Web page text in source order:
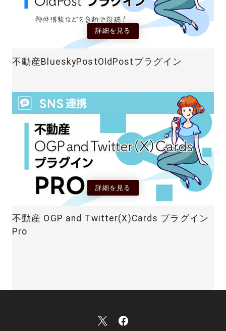
詳細を見る
不動産BlueskyPostOldPostプラグイン
詳細を見る
不動産 OGP and Twitter(X)Cards プラグイン
Pro